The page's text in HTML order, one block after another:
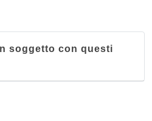
soggetto con questi